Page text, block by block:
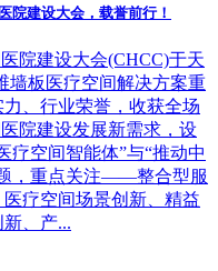
院建设大会，载誉前行！
院建设大会(CHCC)于天
墙板医疗空间解决方案重
、行业荣誉，收获全场
院建设发展新需求，设
疗空间智能体”与“推动中
，重点关注——整合型服
疗空间场景创新、精益
、产...